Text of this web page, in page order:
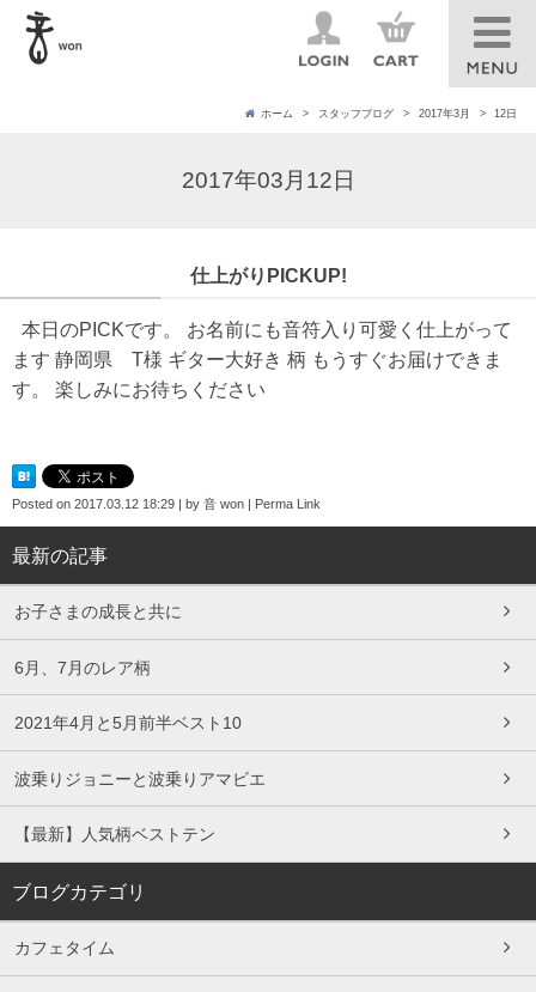
ホーム スタッフブログ 2017年3月 12日
2017年03月12日
仕上がりPICKUP!
本日のPICKです。 お名前にも音符入り可愛く仕上がって
ます 静岡県 T様 ギター大好き 柄 もうすぐお届けできま
す。 楽しみにお待ちください
Posted on 2017.03.12 18:29 | by 音 won | Perma Link
最新の記事
お子さまの成長と共に
6月、7月のレア柄
2021年4月と5月前半ベスト10
波乗りジョニーと波乗りアマビエ
【最新】人気柄ベストテン
ブログカテゴリ
カフェタイム